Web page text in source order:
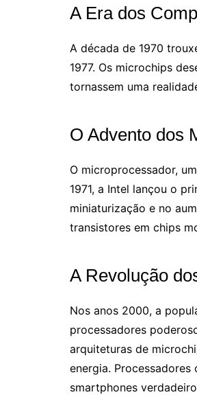
A Era dos
A década de 1970
1977. Os microchips
tornassem uma
O Advento dos
O microprocessador,
1971, a Intel lançou o
miniaturização e no
transistores em chips
A Revolução
Nos anos 2000, a
processadores
arquiteturas de
energia.
smartphones